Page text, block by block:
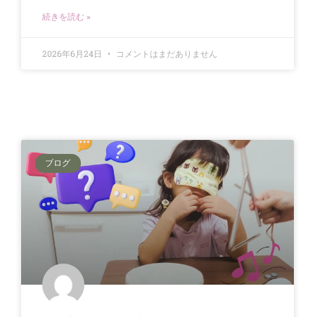
続きを読む »
2026年6月24日 コメントはまだありません
ブログ